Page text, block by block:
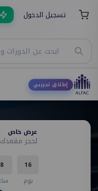
تسجيل الدخول
إطلاق تجريبي
عرض خاص
لحجز
16
يوم
8